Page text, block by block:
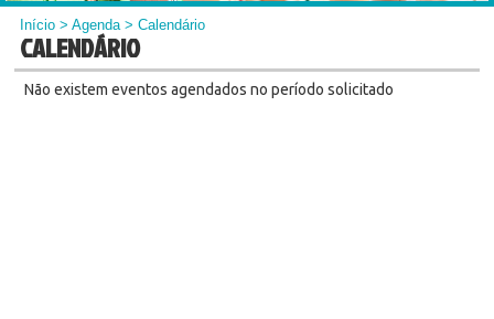
Início >Agenda> Calendário
CALENDÁRIO
Não existem eventos agendados no período solicitado